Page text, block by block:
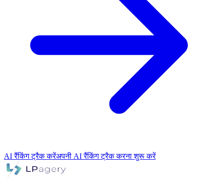
AI रैंकिंग ट्रैक करेंअपनी AI रैंकिंग ट्रैक करना शुरू करें